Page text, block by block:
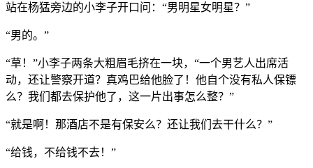
站在杨猛旁边的小李子开口问：“男明星女明星？”
“男的。”
“草！”小李子两条大粗眉毛挤在一块，“一个男艺人出席活
动，还让警察开道？真鸡巴给他脸了！他自个没有私人保镖
么？我们都去保护他了，这一片出事怎么整？”
“就是啊！那酒店不是有保安么？还让我们去干什么？”
“给钱，不给钱不去！”